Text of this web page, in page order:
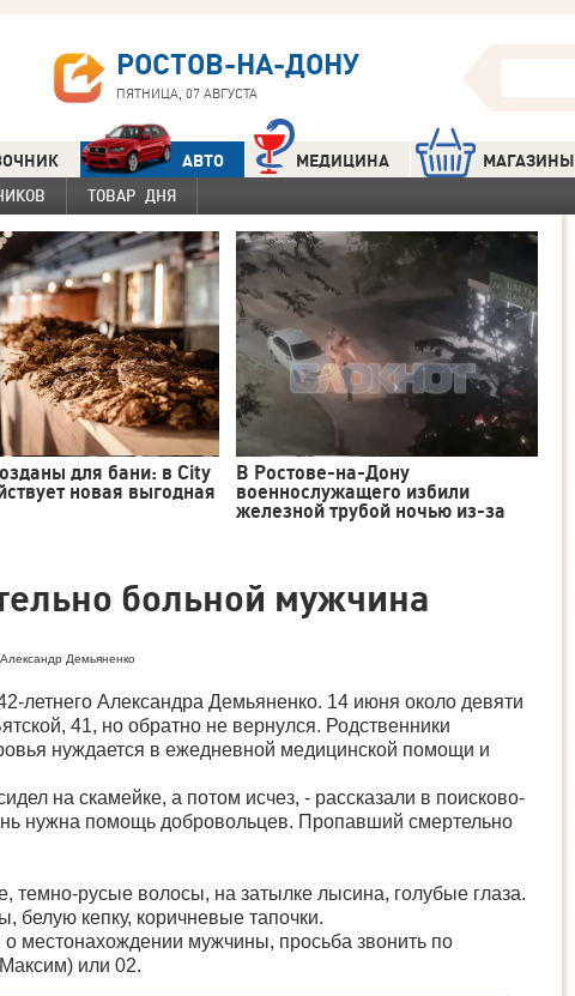
РОСТОВ-НА-ДОНУ
ПЯТНИЦА, 07 АВГУСТА
АВТО МЕДИЦИНА МАГАЗИНЫ
ТОВАР ДНЯ
для бани: в City
новая выгодная
В Ростове-на-Дону
военнослужащего избили
железной трубой ночью из-за
больной мужчина
Александр Демьяненко
летнего Александра Демьяненко. 14 июня около девяти
41, но обратно не вернулся. Родственники
нуждается в ежедневной медицинской помощи и
на скамейке, а потом исчез, - рассказали в поисково-
нужна помощь добровольцев. Пропавший смертельно
темно-русые волосы, на затылке лысина, голубые глаза.
белую кепку, коричневые тапочки.
местонахождении мужчины, просьба звонить по
или 02.